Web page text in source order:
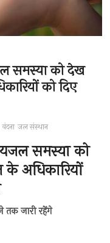
समस्या को देख
को दिए
जल संस्थान
समस्या को
अधिकारियों
तक जारी रहेंगे